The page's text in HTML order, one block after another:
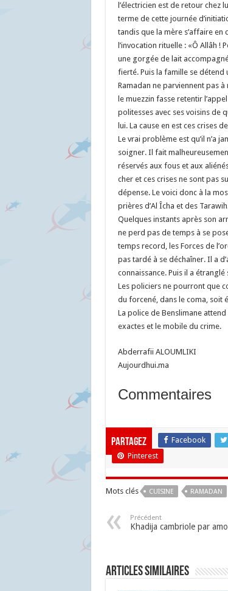
l’électricien est de retour chez
terme de cette journée
tandis que la mère s’affaire en
l’invocation rituelle : «Ô Allâh !
une gorgée de lait
fierté. Puis la famille se
Ramadan ne parviennent pas
le muezzin fasse retentir
politesses avec ses voisins de
lui. La cause en est ces crises
Le vrai problème est qu’il n’a
soigner. Il fait
réservés aux fous et aux
cher et ces crises ne sont pas
dépense. Le voici donc à la
prières d’Al Îcha et des
Quelques instants après son
ne perd pas de temps à se
temps record, les Forces de
pas tardé à se déchaîner. Il a
connaissance. Puis il a
Les policiers ne pourront que
du forcené, dans le coma, soit
La police de Benslimane
exactes et le mobile du crime.
Abderrafii ALOUMLIKI
Aujourdhui.ma
Commentaires
Partagez Facebook
Pinterest
Mots clés CUISINE RAMADAN
Précédent
Khadija cambriole par
Articles similaires